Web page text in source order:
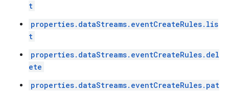
t
properties.dataStreams.eventCreateRules.lis
t
properties.dataStreams.eventCreateRules.del
ete
properties.dataStreams.eventCreateRules.pat